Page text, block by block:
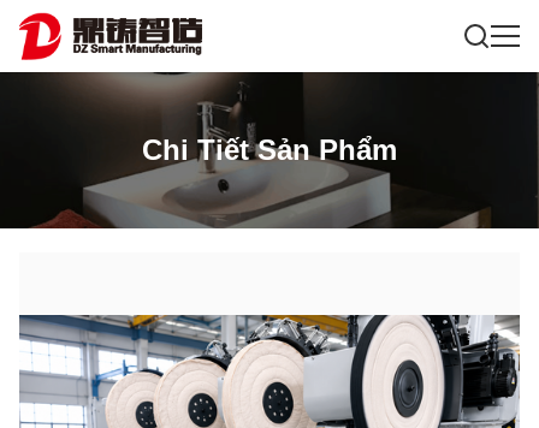
Chi Tiết Sản Phẩm